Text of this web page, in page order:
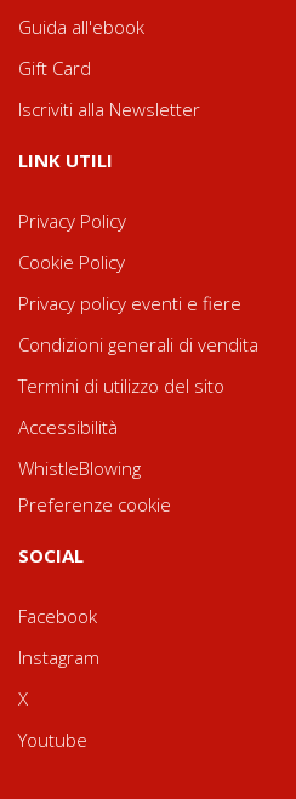
Guida all'ebook
Gift Card
Iscriviti alla Newsletter
LINK UTILI
Privacy Policy
Cookie Policy
Privacy policy eventi e fiere
Condizioni generali di vendita
Termini di utilizzo del sito
Accessibilità
WhistleBlowing
Preferenze cookie
SOCIAL
Facebook
Instagram
X
Youtube